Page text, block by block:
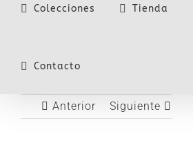
Colecciones Tienda
Contacto
Anterior Siguiente